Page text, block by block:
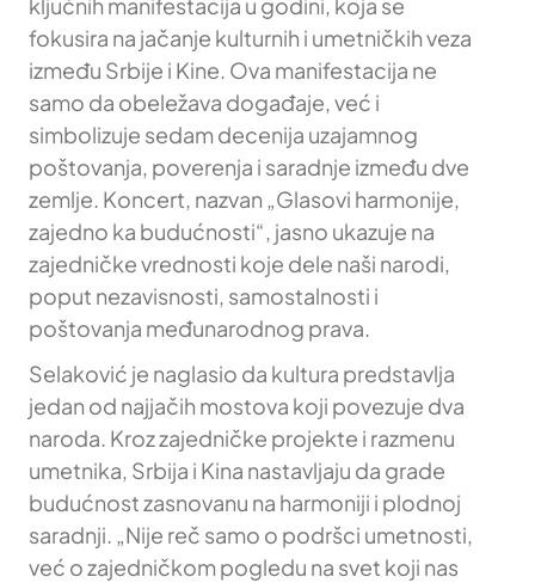
fokusira na jačanje kulturnih i umetničkih veza
između Srbije i Kine. Ova manifestacija ne
samo da obeležava događaje, već i
simbolizuje sedam decenija uzajamnog
poštovanja, poverenja i saradnje između dve
zemlje. Koncert, nazvan „Glasovi harmonije,
zajedno ka budućnosti“, jasno ukazuje na
zajedničke vrednosti koje dele naši narodi,
poput nezavisnosti, samostalnosti i
poštovanja međunarodnog prava.
Selaković je naglasio da kultura predstavlja
jedan od najjačih mostova koji povezuje dva
naroda. Kroz zajedničke projekte i razmenu
umetnika, Srbija i Kina nastavljaju da grade
budućnost zasnovanu na harmoniji i plodnoj
saradnji. „Nije reč samo o podršci umetnosti,
već o zajedničkom pogledu na svet koji nas